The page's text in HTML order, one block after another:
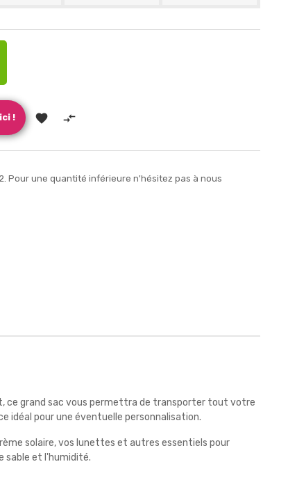
!  
Pour une quantité inférieure n'hésitez pas à nous
ce grand sac vous permettra de transporter tout votre
idéal pour une éventuelle personnalisation.
solaire, vos lunettes et autres essentiels pour
sable et l'humidité.